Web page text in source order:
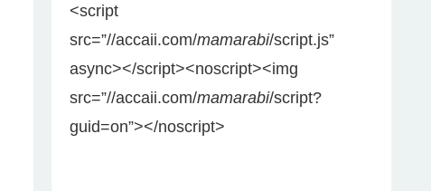
<script
src=”//accaii.com/mamarabi/script.js”
async></script><noscript><img
src=”//accaii.com/mamarabi/script?
guid=on”></noscript>